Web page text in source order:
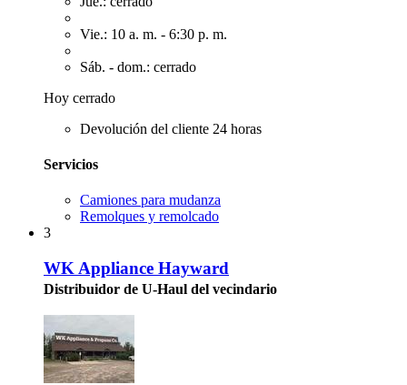
Vie.: 10 a. m. - 6:30 p. m.
Sáb. - dom.: cerrado
Hoy cerrado
Devolución del cliente 24 horas
Servicios
Camiones para mudanza
Remolques y remolcado
3
WK Appliance Hayward
Distribuidor de U-Haul del vecindario